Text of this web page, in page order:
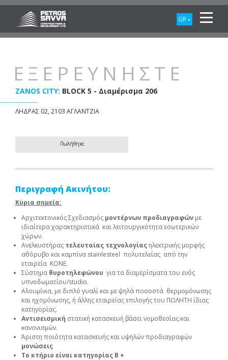
GR
ΕΞΕΡΕΥΝΗΣΤΕ
ZANOS CITY: BLOCK 5 - Διαμέρισμα 206
ΛΗΔΡΑΣ 02, 2103 ΑΓΛΑΝΤΖΙΑ
Πωλήθηκε
Περιγραφή Ακινήτου:
Κύρια σημεία:
Αρχιτεκτονικός Σχεδιασμός μοντέρνων προδιαγραφών με
ιδιαίτερα χαρακτηριστικά και λειτουργικότητα εσωτερικών
χώρων.
Ανελκυστήρας τελευταίας τεχνολογίας ηλεκτρικής μορφής
αθόρυβο και καμπίνα stainlesteel πολυτελείας από την
εταιρεία ΚΟΝΕ.
Σύστημα θυροτηλεφώνου για τα διαμερίσματα του ενός
υπνοδωματίου/studio.
Αλουμίνια, με διπλό γυαλί και με ψηλά ποσοστά θερμομόνωσης
και ηχομόνωσης, ή άλλης εταιρείας επιλογής του ΠΩΛΗΤΗ ίδιας
κατηγορίας.
Αντισεισμική στατική κατασκευή βάσει νομοθεσίας και
κανονισμών.
Άριστη ποιότητα κατασκευής και υψηλών προδιαγραφών
μονώσεις
Το κτήριο είναι κατηγορίας Β +